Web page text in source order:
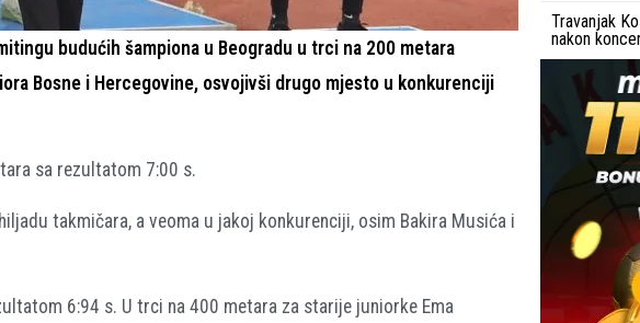
budućih šampiona u Beogradu u trci na 200 metara
Bosne i Hercegovine, osvojivši drugo mjesto u konkurenciji
sa rezultatom 7:00 s.
takmičara, a veoma u jakoj konkurenciji, osim Bakira Musića i
6:94 s. U trci na 400 metara za starije juniorke Ema
Travanjak
nakon